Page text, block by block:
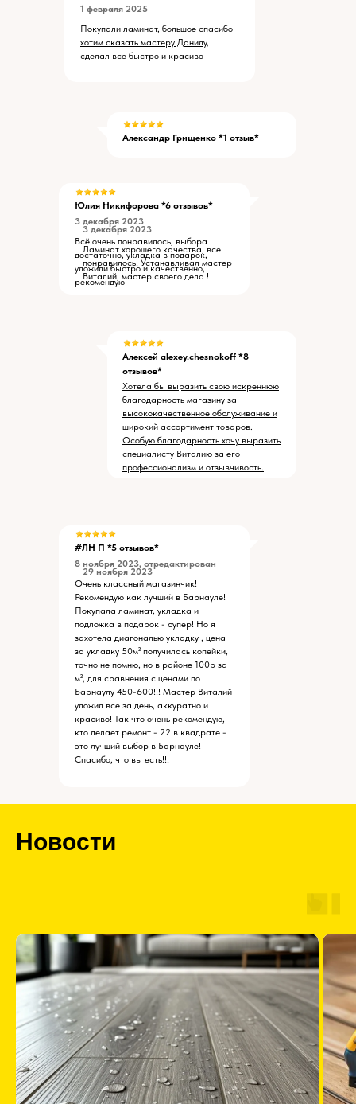
1 февраля 2025
Покупали ламинат, большое спасибо
хотим сказать мастеру Данилу,
сделал все быстро и красиво
Юлия Никифорова *6 отзывов*
3 декабря 2023
Всё очень понравилось, выбора
достаточно, укладка в подарок,
уложили быстро и качественно,
рекомендую
Александр Грищенко *1 отзыв*
Ламинат хорошего качества, все
понравилось! Устанавливал мастер
Виталий, мастер своего дела !
3 декабря 2023
#ЛН П *5 отзывов*
8 ноября 2023, отредактирован
Очень классный магазинчик!
Рекомендую как лучший в Барнауле!
Покупала ламинат, укладка и
подложка в подарок - супер! Но я
захотела диагональю укладку , цена
за укладку 50м² получилась копейки,
точно не помню, но в районе 100р за
м², для сравнения с ценами по
Барнаулу 450-600!!! Мастер Виталий
уложил все за день, аккуратно и
красиво! Так что очень рекомендую,
кто делает ремонт - 22 в квадрате -
это лучший выбор в Барнауле!
Спасибо, что вы есть!!!
Алексей alexey.chesnokoff *8
отзывов*
Хотела бы выразить свою искреннюю
благодарность магазину за
высококачественное обслуживание и
широкий ассортимент товаров.
Особую благодарность хочу выразить
специалисту Виталию за его
профессионализм и отзывчивость.
29 ноября 2023
Новости